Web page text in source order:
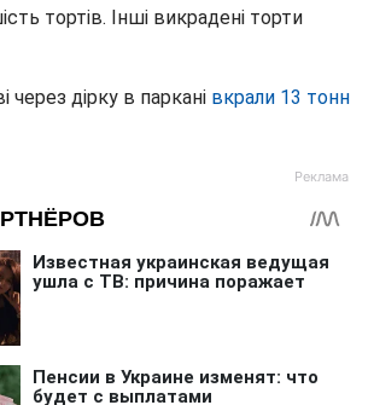
тортів. Інші викрадені торти
через дірку в паркані вкрали 13 тонн